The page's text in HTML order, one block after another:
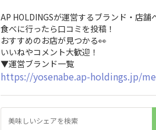
AP HOLDINGSが運営するブランド・店舗
食べに行ったら口コミを投稿！
おすすめのお店が見つかる👀
いいねやコメント大歓迎！
▼運営ブランド一覧
https://yosenabe.ap-holdings.jp/